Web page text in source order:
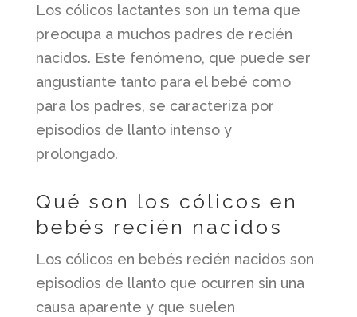
Los cólicos lactantes son un tema que
preocupa a muchos padres de recién
nacidos. Este fenómeno, que puede ser
angustiante tanto para el bebé como
para los padres, se caracteriza por
episodios de llanto intenso y
prolongado.
Qué son los cólicos en
bebés recién nacidos
Los cólicos en bebés recién nacidos son
episodios de llanto que ocurren sin una
causa aparente y que suelen